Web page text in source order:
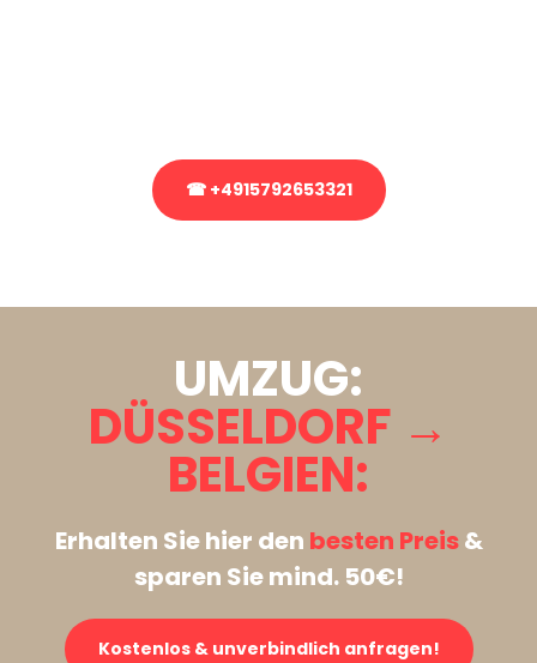
☎ +4915792653321
UMZUG:
DÜSSELDORF →
BELGIEN:
Erhalten Sie hier den besten Preis&
sparen Sie mind. 50€!
Kostenlos & unverbindlich anfragen!